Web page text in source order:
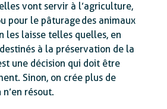
vont servir à l’agriculture,
pour le pâturage des animaux
les laisse telles quelles, en
à la préservation de la
une décision qui doit être
Sinon, on crée plus de
résout.